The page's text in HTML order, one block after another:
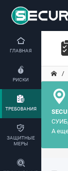
ГЛАВНАЯ
РИСКИ
ТРЕБОВАНИЯ
ЗАЩИТНЫЕ
МЕРЫ
А